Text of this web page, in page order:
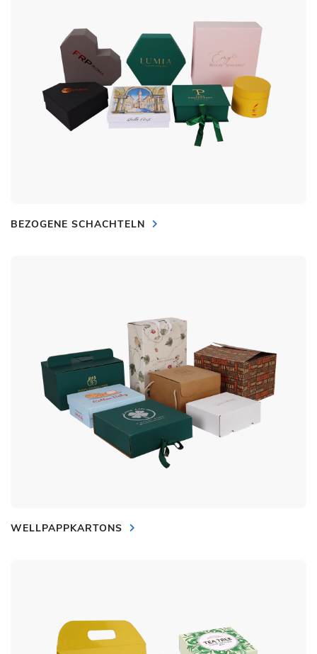
BEZOGENE SCHACHTELN
WELLPAPPKARTONS